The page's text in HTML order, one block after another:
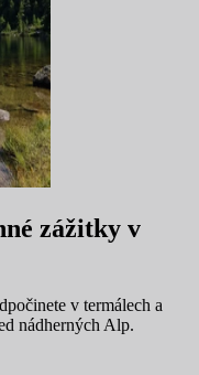
zážitky v
v termálech a
nádherných Alp.